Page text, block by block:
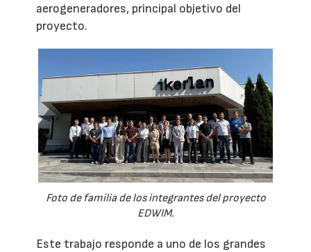
aerogeneradores, principal objetivo del
proyecto.
Foto de familia de los integrantes del proyecto
EDWIM.
Este trabajo responde a uno de los grandes